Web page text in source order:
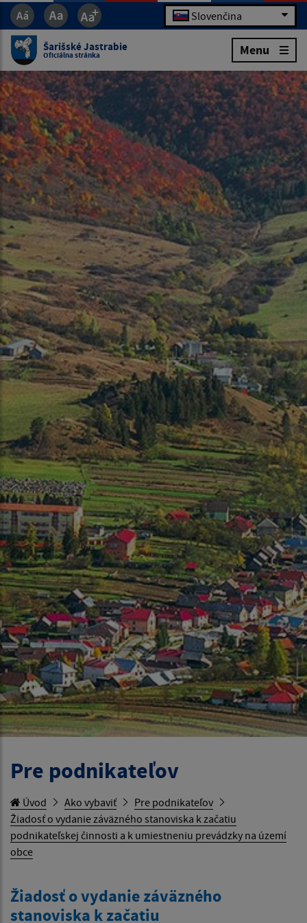
Slovenčina
Šarišské Jastrabie
Oficiálna stránka Menu
Pre podnikateľov
Úvod Ako vybaviť
Pre podnikateľov
Žiadosť o vydanie záväzného stanoviska k začatiu
podnikateľskej činnosti a k umiestneniu prevádzky na území
obce
Žiadosť o vydanie záväzného
stanoviska k začatiu